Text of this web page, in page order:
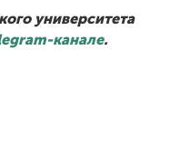
университета
канале.